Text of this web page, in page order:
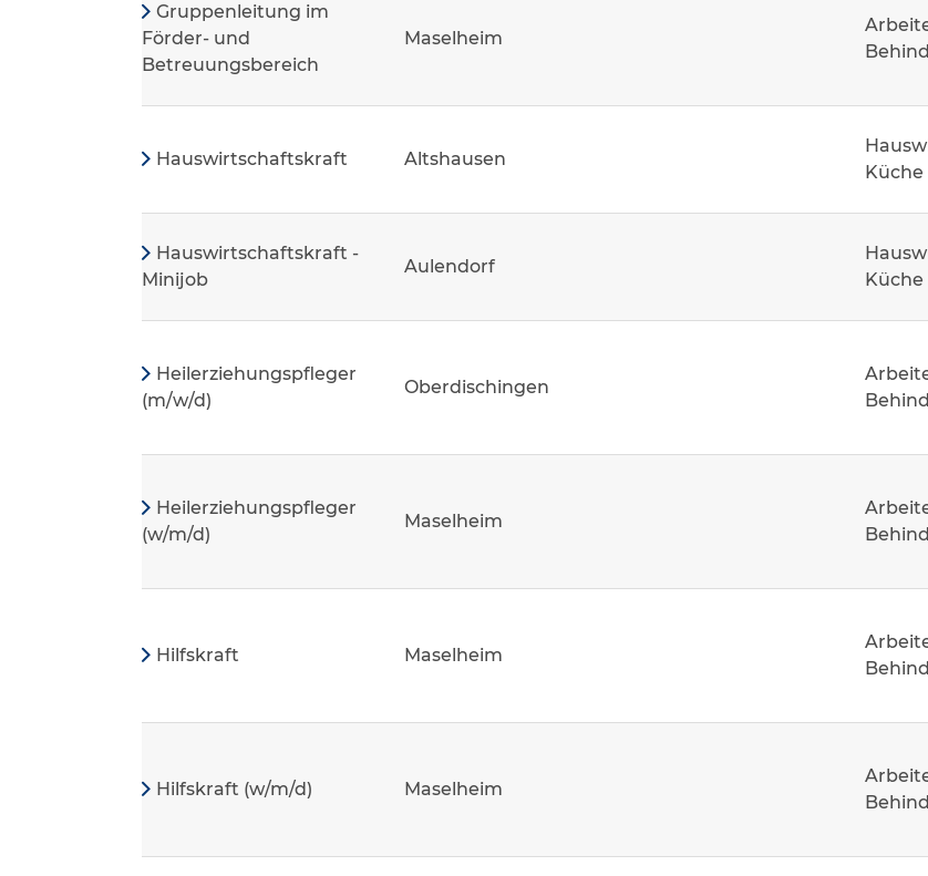
Gruppenleitung im
Förder- und
Betreuungsbereich
Maselheim
Hauswirtschaftskraft Altshausen
Küche
Hauswirtschaftskraft -
Minijob
Aulendorf
Küche
Heilerziehungspfleger
(m/w/d)
Oberdischingen
Heilerziehungspfleger
(w/m/d)
Maselheim
Hilfskraft Maselheim
Hilfskraft (w/m/d) Maselheim